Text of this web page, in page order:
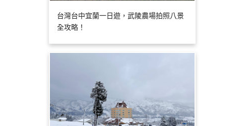
台灣台中宜蘭一日遊，武陵農場拍照八景
全攻略！